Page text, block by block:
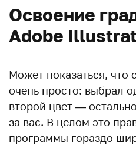
Освоение
Adobe
Может показаться, что
очень просто: выбрал
второй цвет —
за вас. В целом это
программы гораздо